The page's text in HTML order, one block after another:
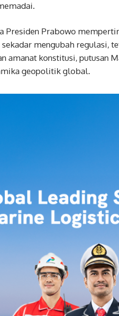
Presiden Prabowo
sekadar mengubah regulasi,
amanat konstitusi, putusan
geopolitik global.